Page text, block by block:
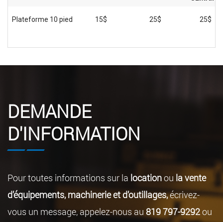
Plateforme 10 pied 15$ 25$ 25$
DEMANDE
D'INFORMATION
Pour toutes informations sur la locationou la vente
d’équipements, machinerie et d’outillages,écrivez-
vous un message, appelez-nous au 819 797-9292ou